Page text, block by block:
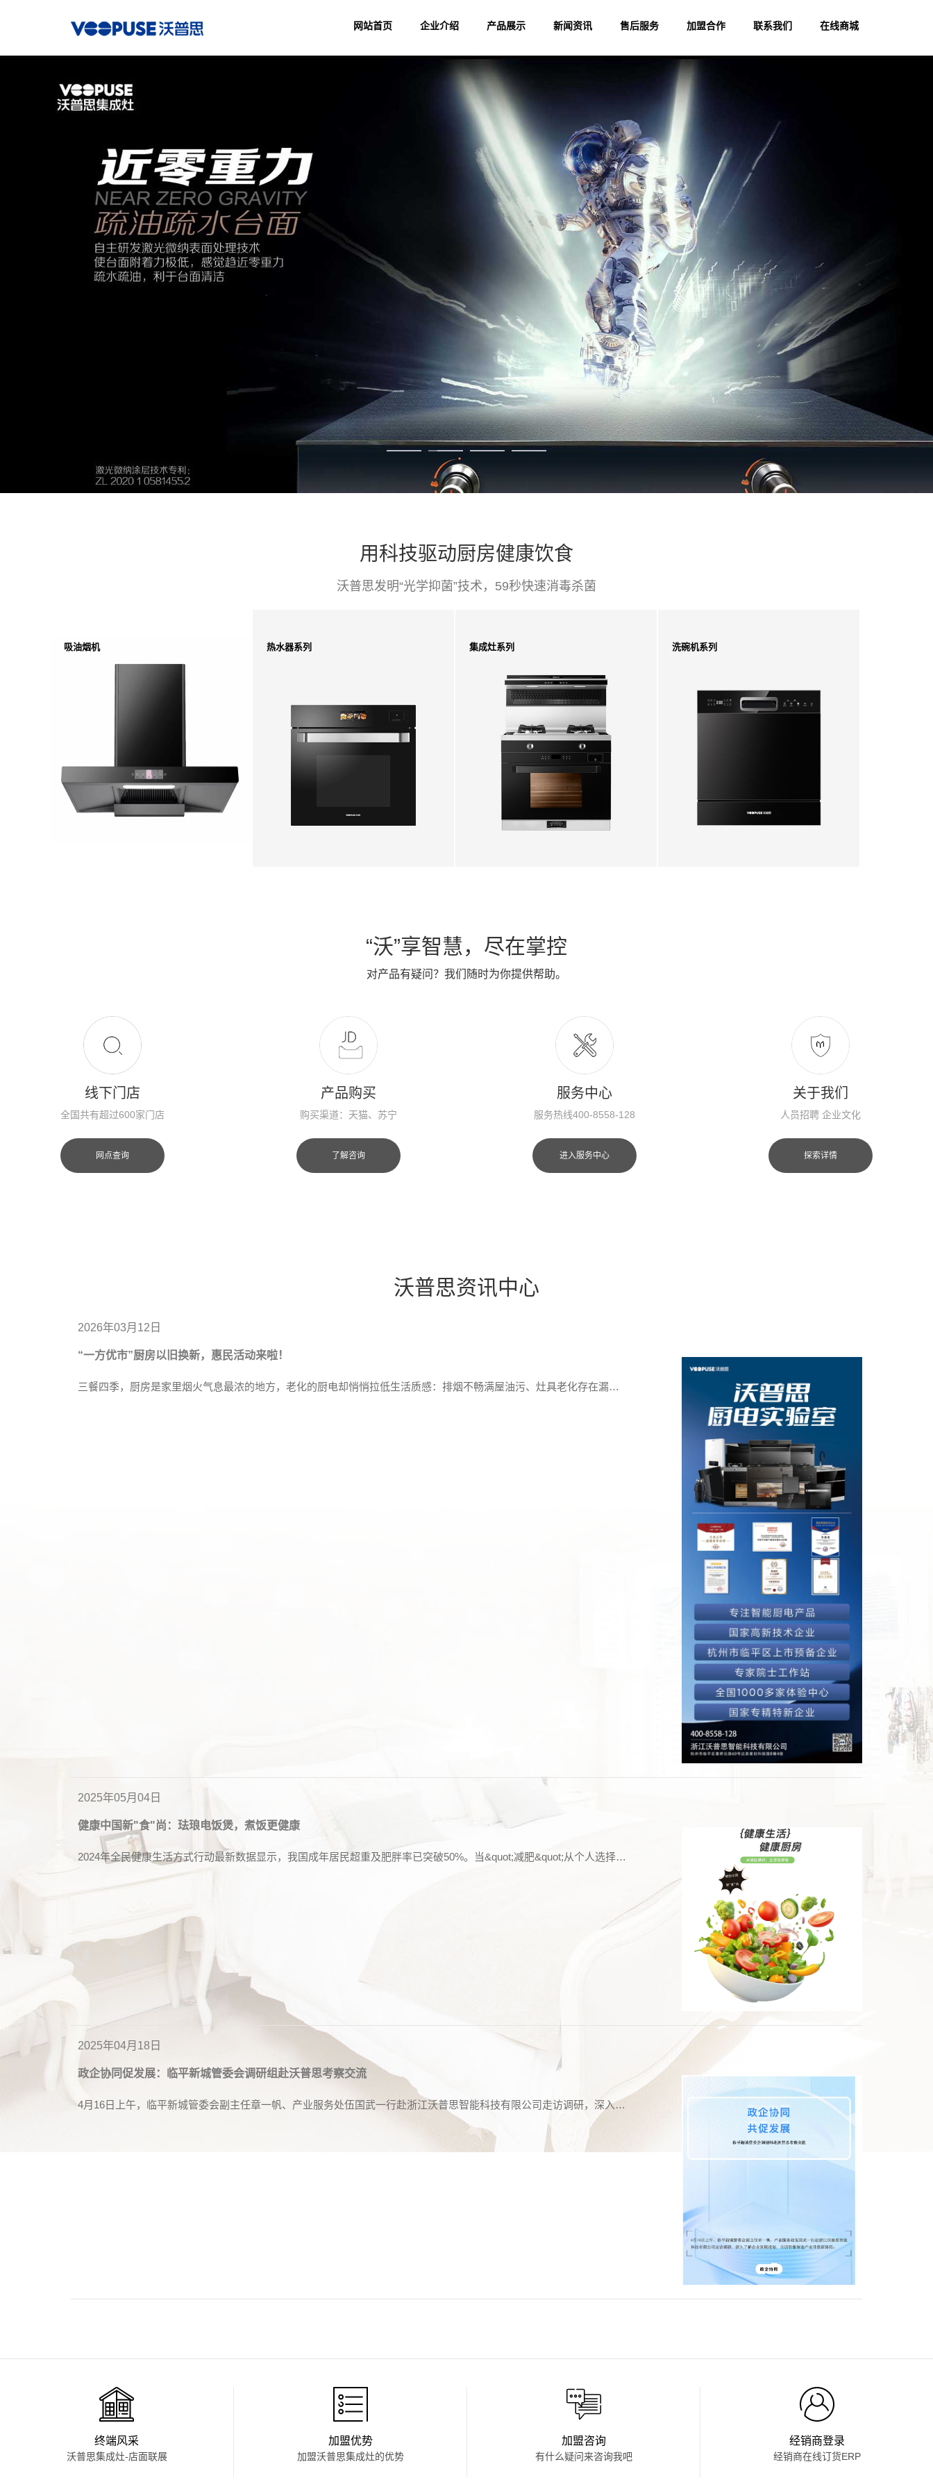
网站首页 企业介绍 产品展示 新闻资讯 售后服务 加盟合作 联系我们 在线商城
用科技驱动厨房健康饮食
沃普思发明“光学抑菌”技术，59秒快速消毒杀菌
吸油烟机 热水器系列 集成灶系列 洗碗机系列
“沃”享智慧，尽在掌控
对产品有疑问？我们随时为你提供帮助。
线下门店
全国共有超过600家门店
网点查询
产品购买
购买渠道：天猫、苏宁
了解咨询
服务中心
服务热线400-8558-128
进入服务中心
关于我们
人员招聘 企业文化
探索详情
沃普思资讯中心
2026年03月12日
“一方优市”厨房以旧换新，惠民活动来啦！
三餐四季，厨房是家里烟火气息最浓的地方，老化的厨电却悄悄拉低生活质感：排烟不畅满屋油污、灶具老化存在漏气隐患、老旧电器耗电耗气…… 更换整套厨电又担心预算太高？
2025年05月04日
健康中国新"食"尚：珐琅电饭煲，煮饭更健康
2024年全民健康生活方式行动最新数据显示，我国成年居民超重及肥胖率已突破50%。当&quot;减肥&quot;从个人选择上升为国家战略，我们突然发现：原来一日
2025年04月18日
政企协同促发展：临平新城管委会调研组赴沃普思考察交流
4月16日上午，临平新城管委会副主任章一帆、产业服务处伍国武一行赴浙江沃普思智能科技有限公司走访调研，深入了解企业发展规划，共话智能制造产业升级新路径。在沃普思
终端风采
沃普思集成灶-店面联展
加盟优势
加盟沃普思集成灶的优势
加盟咨询
有什么疑问来咨询我吧
经销商登录
经销商在线订货ERP